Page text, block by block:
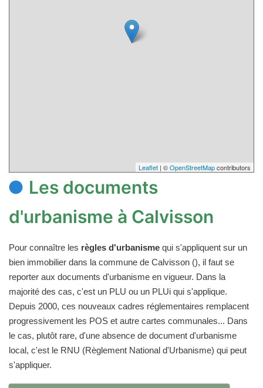
Leaflet | ©OpenStreetMapcontributors
Les documents
d'urbanisme à Calvisson
Pour connaître les règles d'urbanisme qui s'appliquent sur un
bien immobilier dans la commune de Calvisson (), il faut se
reporter aux documents d'urbanisme en vigueur. Dans la
majorité des cas, c'est un PLU ou un PLUi qui s'applique.
Depuis 2000, ces nouveaux cadres réglementaires remplacent
progressivement les POS et autre cartes communales... Dans
le cas, plutôt rare, d'une absence de document d'urbanisme
local, c'est le RNU (Règlement National d'Urbanisme) qui peut
s'appliquer.